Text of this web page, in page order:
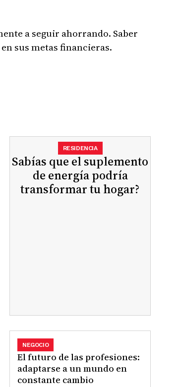
a seguir ahorrando. Saber
sus metas financieras.
Sabías que el suplemento
de energía podría
transformar tu hogar?
RESIDENCIA
El futuro de las profesiones:
adaptarse a un mundo en
constante cambio
NEGOCIO